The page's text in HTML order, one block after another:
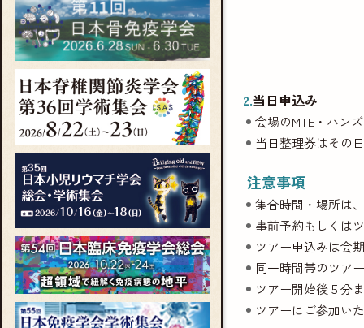
2.当日申込み
会場のMTE・ハン
当日整理券はその
注意事項
集合時間・場所は
事前予約もしくは
ツアー申込みは会
同一時間帯のツア
ツアー開始後５分
ツアーにご参加い